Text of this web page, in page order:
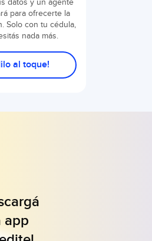
datos y un agente
para ofrecerte la
Solo con tu cédula,
nada más.
al toque!
app